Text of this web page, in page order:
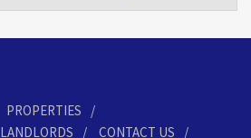
PROPERTIES
LANDLORDS CONTACT US